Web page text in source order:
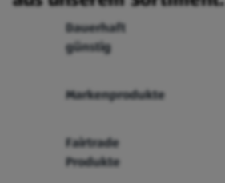
Dauerhaft
günstig
Markenprodukte
Fairtrade
Produkte